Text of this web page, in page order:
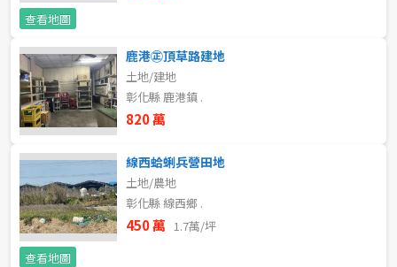
台南市
高雄市
澎湖縣
屏東縣
台東縣
40~50 坪
60~70 坪
80坪以上
樓層
不拘
查看地圖
鹿港㊣頂草路建地
土地/建地
彰化縣 鹿港鎮 .
820 萬
線西蛤蜊兵營田地
土地/農地
彰化縣 線西鄉 .
450 萬 1.7萬/坪
查看地圖